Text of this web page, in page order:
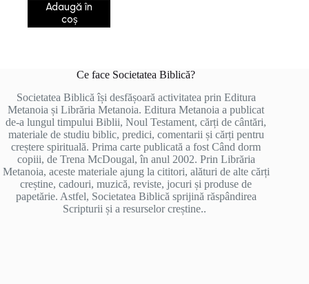
Adaugă în
coș
Ce face Societatea Biblică?
Societatea Biblică își desfășoară activitatea prin Editura
Metanoia și Librăria Metanoia. Editura Metanoia a publicat
de-a lungul timpului Biblii, Noul Testament, cărți de cântări,
materiale de studiu biblic, predici, comentarii și cărți pentru
creștere spirituală. Prima carte publicată a fost Când dorm
copiii, de Trena McDougal, în anul 2002. Prin Librăria
Metanoia, aceste materiale ajung la cititori, alături de alte cărți
creștine, cadouri, muzică, reviste, jocuri și produse de
papetărie. Astfel, Societatea Biblică sprijină răspândirea
Scripturii și a resurselor creștine..